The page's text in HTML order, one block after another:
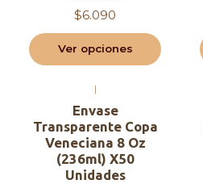
$6.090
Ver opciones
|
Envase
Transparente Copa
Veneciana 8 Oz
(236ml) X50
Unidades